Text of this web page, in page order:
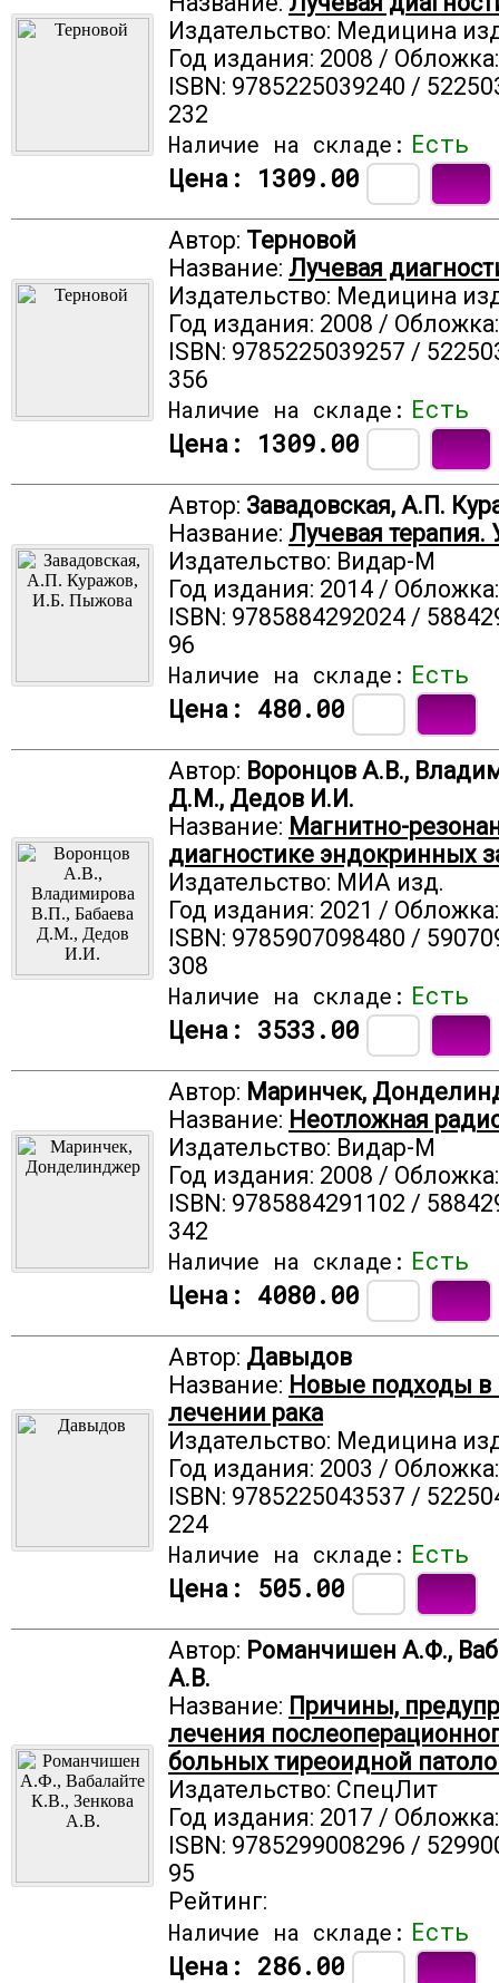
Издательство: Медицина
Год издания: 2008 /
ISBN: 9785225039240 /
232
Наличие на складе: Есть
Цена: 1309.00
Автор: Терновой
Название: Лучевая
Издательство: Медицина
Год издания: 2008 /
ISBN: 9785225039257 /
356
Наличие на складе: Есть
Цена: 1309.00
Автор: Завадовская, А.П.
Название: Лучевая терапия.
Издательство: Видар-М
Год издания: 2014 /
ISBN: 9785884292024 /
96
Наличие на складе: Есть
Цена: 480.00
Автор: Воронцов А.В.,
Д.М., Дедов И.И.
Название: Магнитно-
диагностике эндокринных
Издательство: МИА изд.
Год издания: 2021 /
ISBN: 9785907098480 /
308
Наличие на складе: Есть
Цена: 3533.00
Автор: Маринчек,
Название: Неотложная
Издательство: Видар-М
Год издания: 2008 /
ISBN: 9785884291102 /
342
Наличие на складе: Есть
Цена: 4080.00
Автор: Давыдов
Название: Новые подходы
лечении рака
Издательство: Медицина
Год издания: 2003 /
ISBN: 9785225043537 /
224
Наличие на складе: Есть
Цена: 505.00
Автор: Романчишен А.Ф.,
А.В.
Название: Причины,
лечения
больных тиреоидной
Издательство: СпецЛит
Год издания: 2017 /
ISBN: 9785299008296 /
95
Рейтинг:
Наличие на складе: Есть
Цена: 286.00